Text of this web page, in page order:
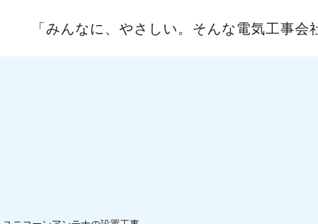
「みんなに、やさしい。 そんな電気工事会